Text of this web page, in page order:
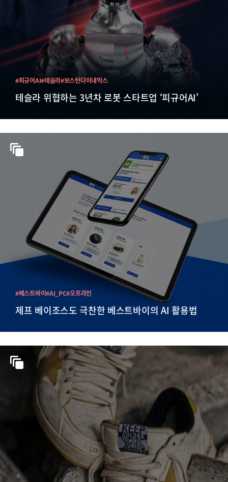
테슬라 위협하는 3년차 로봇 스타트업 ‘피규어AI’
#피규어AI#테슬라#보스턴다이내믹스
제프 베이조스도 극찬한 베스트바이의 AI 활용법
#베스트바이#AI_PC#오프라인